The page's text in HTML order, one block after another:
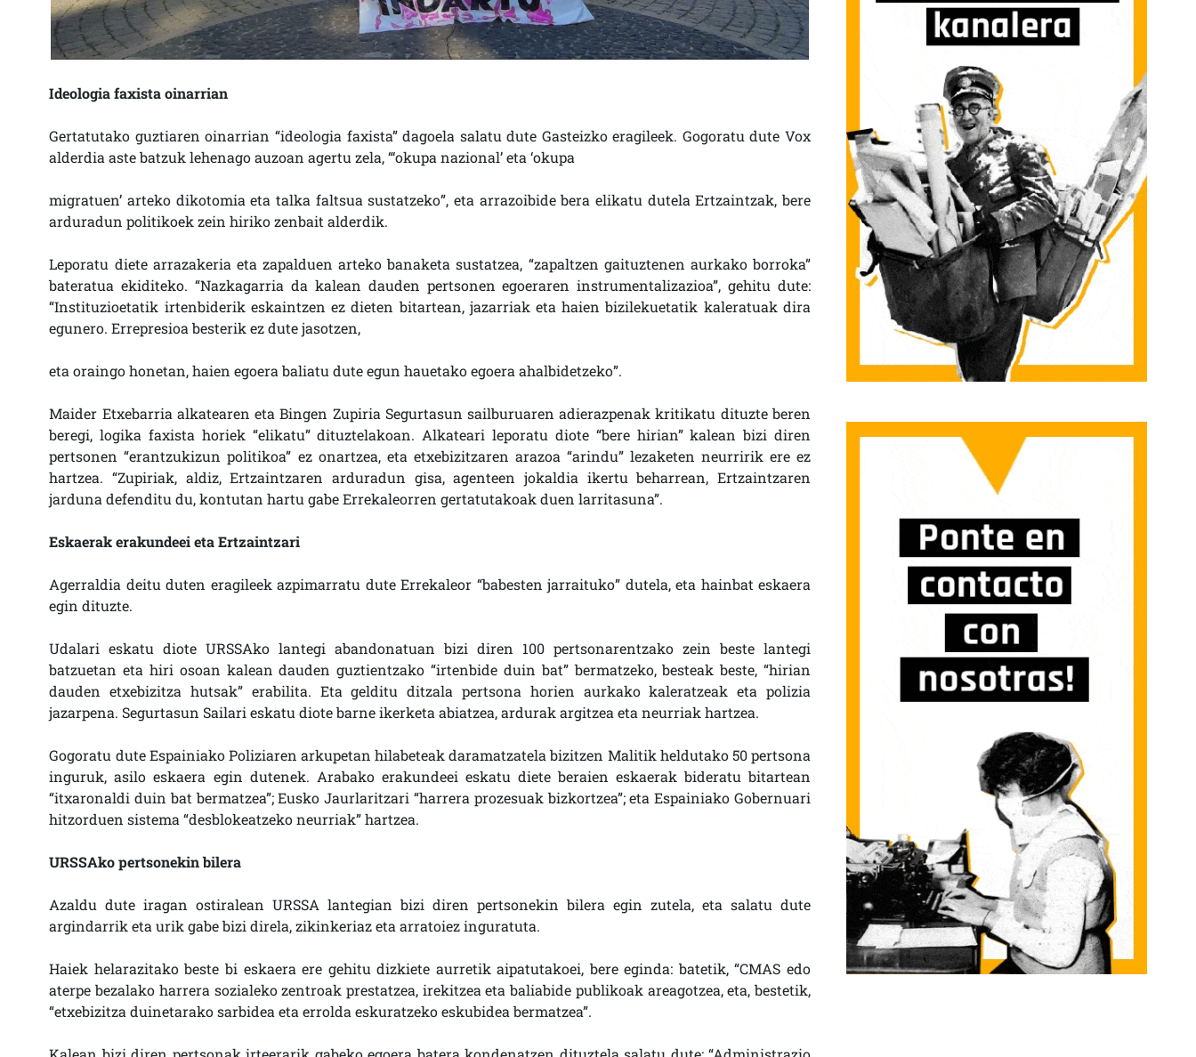
Ideologia faxista oinarrian
Gertatutako guztiaren oinarrian “ideologia faxista” dagoela salatu dute Gasteizko eragileek. Gogoratu dute Vox
alderdia aste batzuk lehenago auzoan agertu zela, “‘okupa nazional’ eta ‘okupa
migratuen’ arteko dikotomia eta talka faltsua sustatzeko”, eta arrazoibide bera elikatu dutela Ertzaintzak, bere
arduradun politikoek zein hiriko zenbait alderdik.
Leporatu diete arrazakeria eta zapalduen arteko banaketa sustatzea, “zapaltzen gaituztenen aurkako borroka”
bateratua ekiditeko. “Nazkagarria da kalean dauden pertsonen egoeraren instrumentalizazioa”, gehitu dute:
“Instituzioetatik irtenbiderik eskaintzen ez dieten bitartean, jazarriak eta haien bizilekuetatik kaleratuak dira
egunero. Errepresioa besterik ez dute jasotzen,
eta oraingo honetan, haien egoera baliatu dute egun hauetako egoera ahalbidetzeko”.
Maider Etxebarria alkatearen eta Bingen Zupiria Segurtasun sailburuaren adierazpenak kritikatu dituzte beren
beregi, logika faxista horiek “elikatu” dituztelakoan. Alkateari leporatu diote “bere hirian” kalean bizi diren
pertsonen “erantzukizun politikoa” ez onartzea, eta etxebizitzaren arazoa “arindu” lezaketen neurririk ere ez
hartzea. “Zupiriak, aldiz, Ertzaintzaren arduradun gisa, agenteen jokaldia ikertu beharrean, Ertzaintzaren
jarduna defenditu du, kontutan hartu gabe Errekaleorren gertatutakoak duen larritasuna”.
Eskaerak erakundeei eta Ertzaintzari
Agerraldia deitu duten eragileek azpimarratu dute Errekaleor “babesten jarraituko” dutela, eta hainbat eskaera
egin dituzte.
Udalari eskatu diote URSSAko lantegi abandonatuan bizi diren 100 pertsonarentzako zein beste lantegi
batzuetan eta hiri osoan kalean dauden guztientzako “irtenbide duin bat” bermatzeko, besteak beste, “hirian
dauden etxebizitza hutsak” erabilita. Eta gelditu ditzala pertsona horien aurkako kaleratzeak eta polizia
jazarpena. Segurtasun Sailari eskatu diote barne ikerketa abiatzea, ardurak argitzea eta neurriak hartzea.
Gogoratu dute Espainiako Poliziaren arkupetan hilabeteak daramatzatela bizitzen Malitik heldutako 50 pertsona
inguruk, asilo eskaera egin dutenek. Arabako erakundeei eskatu diete beraien eskaerak bideratu bitartean
“itxaronaldi duin bat bermatzea”; Eusko Jaurlaritzari “harrera prozesuak bizkortzea”; eta Espainiako Gobernuari
hitzorduen sistema “desblokeatzeko neurriak” hartzea.
URSSAko pertsonekin bilera
Azaldu dute iragan ostiralean URSSA lantegian bizi diren pertsonekin bilera egin zutela, eta salatu dute
argindarrik eta urik gabe bizi direla, zikinkeriaz eta arratoiez inguratuta.
Haiek helarazitako beste bi eskaera ere gehitu dizkiete aurretik aipatutakoei, bere eginda: batetik, “CMAS edo
aterpe bezalako harrera sozialeko zentroak prestatzea, irekitzea eta baliabide publikoak areagotzea, eta, bestetik,
“etxebizitza duinetarako sarbidea eta errolda eskuratzeko eskubidea bermatzea”.